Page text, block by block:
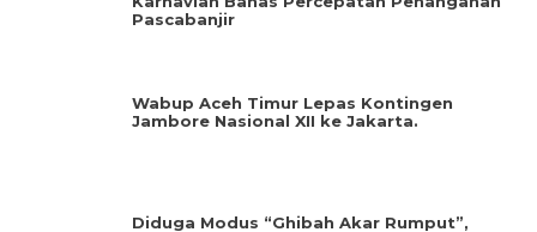
Pascabanjir
Wabup Aceh Timur Lepas Kontingen
Jambore Nasional XII ke Jakarta.
Diduga Modus “Ghibah Akar Rumput”,